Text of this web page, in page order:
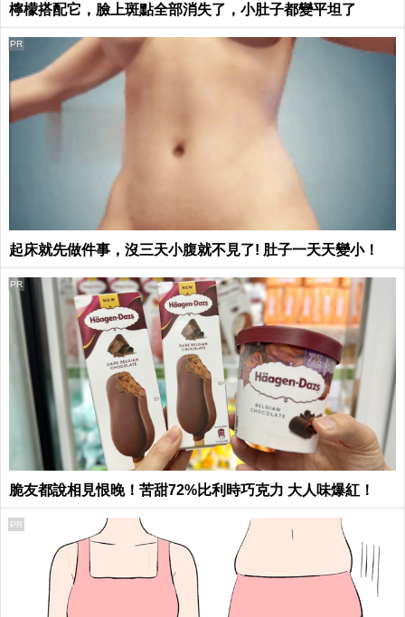
檸檬搭配它，臉上斑點全部消失了，小肚子都變平坦了
起床就先做件事，沒三天小腹就不見了! 肚子一天天變小！
PR
脆友都說相見恨晚！苦甜72%比利時巧克力 大人味爆紅！
PR
PR